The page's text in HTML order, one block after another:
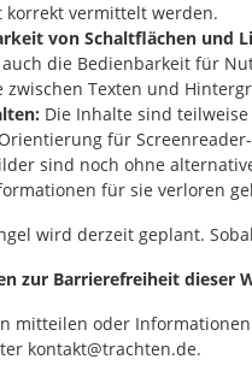
vermittelt werden.
von Schaltflächen und
die Bedienbarkeit für
zwischen Texten und
Die Inhalte sind
für
sind noch ohne
für sie verloren
wird derzeit geplant.
zur Barrierefreiheit dieser
mitteilen oder
kontakt@trachten.de.